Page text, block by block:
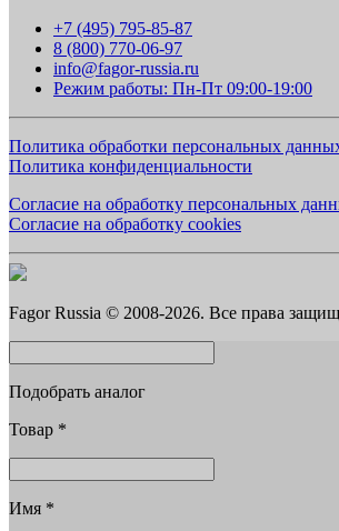
+7 (495) 795-85-87
8 (800) 770-06-97
info@fagor-russia.ru
Режим работы: Пн-Пт 09:00-19:00
Политика обработки персональных
Политика конфиденциальности
Согласие на обработку персональных
Согласие на обработку cookies
Fagor Russia © 2008-2026. Все права
Подобрать аналог
Товар *
Имя *